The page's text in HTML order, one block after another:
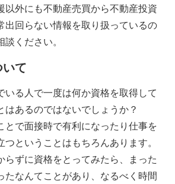
以外にも不動産売買から不動産投資
出回らない情報を取り扱っているの
ください。
て
いる人で一度は何か資格を取得して
はあるのではないでしょうか？
とで面接時で有利になったり仕事を
ということはもちろんあります。
らずに資格をとってみたら、まった
たなんてことがあり、なるべく時間